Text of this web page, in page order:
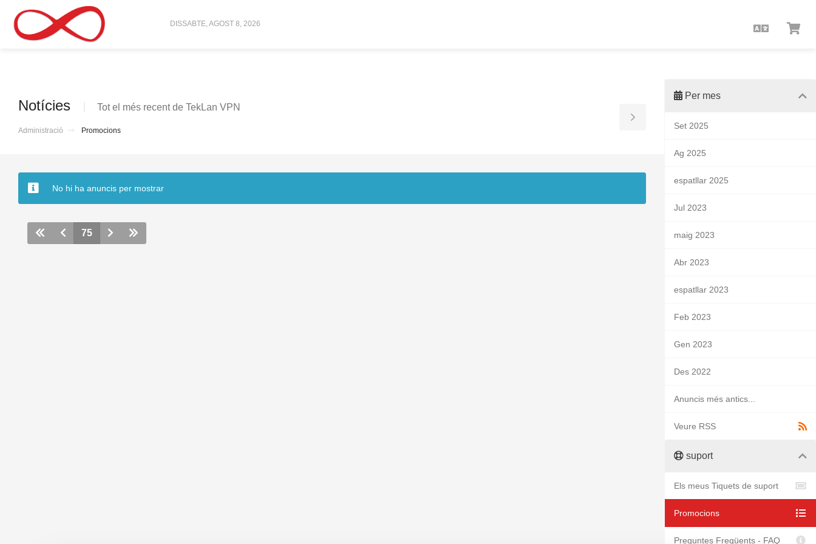
DISSABTE, AGOST 8, 2026
Català
Notícies Tot el més recent de TekLan VPN
Administració Promocions
Toggle
Sidebar
No hi ha anuncis per mostrar
75
Per mes
Set 2025
Ag 2025
espatllar 2025
Jul 2023
maig 2023
Abr 2023
espatllar 2023
Feb 2023
Gen 2023
Des 2022
Anuncis més antics...
Veure RSS
suport
Els meus Tiquets de suport
Promocions
Preguntes Freqüents - FAQ